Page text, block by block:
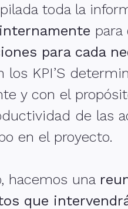
toda la
para
para cada
los KPI’S
y con el
de las
en el proyecto.
hacemos una
que